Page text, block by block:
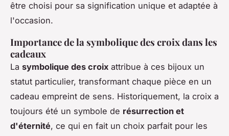
être choisi pour sa signification unique et adaptée à
l'occasion.
Importance de la symbolique des croix dans les
cadeaux
La symbolique des croix attribue à ces bijoux un
statut particulier, transformant chaque pièce en un
cadeau empreint de sens. Historiquement, la croix a
toujours été un symbole de résurrection et
d'éternité, ce qui en fait un choix parfait pour les